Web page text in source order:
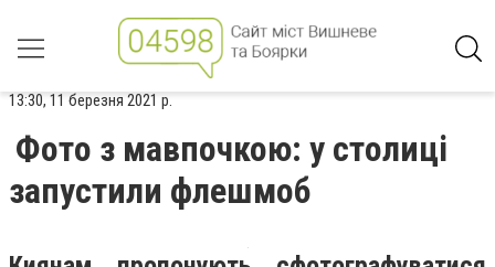
13:30, 11 березня 2021 р.
Фото з мавпочкою: у столиці
запустили флешмоб